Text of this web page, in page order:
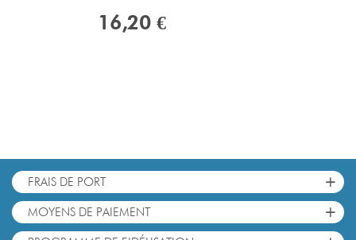
16,20 €
FRAIS DE PORT +
MOYENS DE PAIEMENT +